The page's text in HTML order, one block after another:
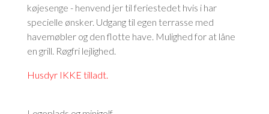
køjesenge - henvend jer til feriestedet hvis i har
specielle ønsker. Udgang til egen terrasse med
havemøbler og den flotte have. Mulighed for at låne
en grill. Røgfri lejlighed.
Husdyr IKKE tilladt.